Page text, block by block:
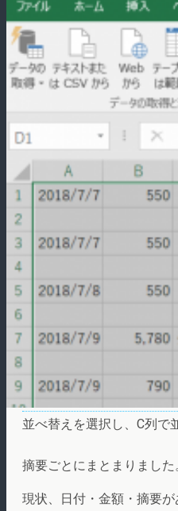
並べ替えを選択し、C列で
摘要ごとにまとまりました
現状、日付・金額・摘要